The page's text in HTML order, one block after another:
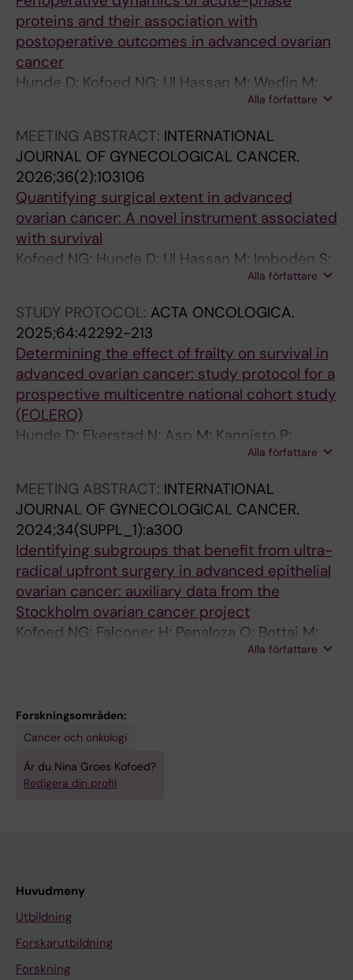
proteins and their association with
postoperative outcomes in advanced ovarian
cancer
Hunde D; Kofoed NG; Ul Hassan M; Wedin M;
Alla författare
MEETING ABSTRACT: INTERNATIONAL
JOURNAL OF GYNECOLOGICAL CANCER.
2026;36(2):103106
Quantifying surgical extent in advanced
ovarian cancer: A novel instrument associated
with survival
Kofoed NG; Hunde D; Ul Hassan M; Imboden S;
Alla författare
STUDY PROTOCOL: ACTA ONCOLOGICA.
2025;64:42292-213
Determining the effect of frailty on survival in
advanced ovarian cancer: study protocol for a
prospective multicentre national cohort study
(FOLERO)
Hunde D; Ekerstad N; Asp M; Kannisto P;
Wedin M; Palmqvist C; Dahm-Kahle P;
Morlin V; Groes-Kofoed N; Salehi S
Alla författare
MEETING ABSTRACT: INTERNATIONAL
JOURNAL OF GYNECOLOGICAL CANCER.
2024;34(SUPPL_1):a300
Identifying subgroups that benefit from ultra-
radical upfront surgery in advanced epithelial
ovarian cancer: auxiliary data from the
Stockholm ovarian cancer project
Kofoed NG; Falconer H; Penaloza O; Bottai M;
Alla författare
Forskningsområden:
Cancer och onkologi
Är du Nina Groes Kofoed?
Redigera din profil
Huvudmeny
Utbildning
Forskarutbildning
Forskning